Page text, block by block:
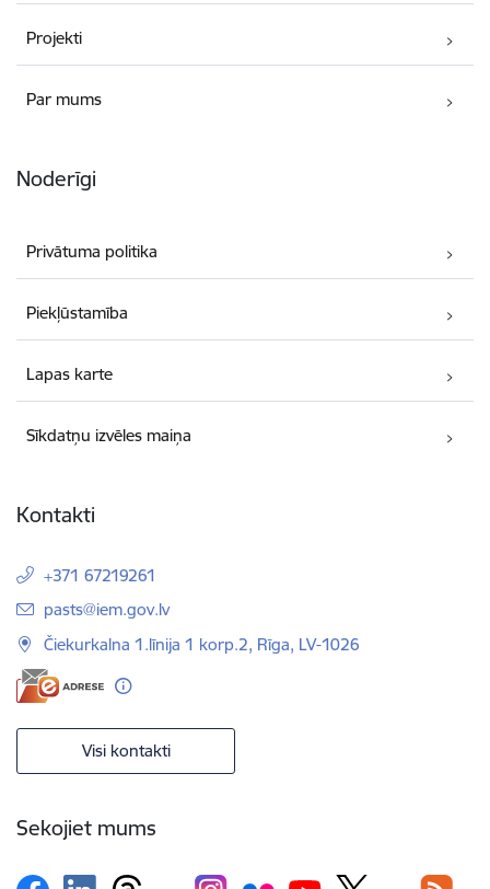
Projekti
Par mums
Noderīgi
Privātuma politika
Piekļūstamība
Lapas karte
Sīkdatņu izvēles maiņa
Kontakti
+371 67219261
E-pasts:
pasts@iem.gov.lv
Čiekurkalna 1.līnija 1 korp.2, Rīga, LV-1026
Visi kontakti
Sekojiet mums